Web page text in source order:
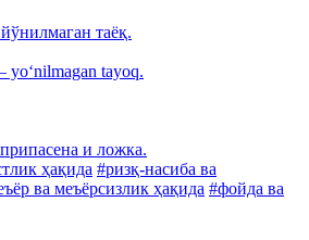
таёқ.
yo‘nilmagan tayoq.
и ложка.
ҳақида #ризқ-насиба ва
ва меъёрсизлик ҳақида #фойда ва